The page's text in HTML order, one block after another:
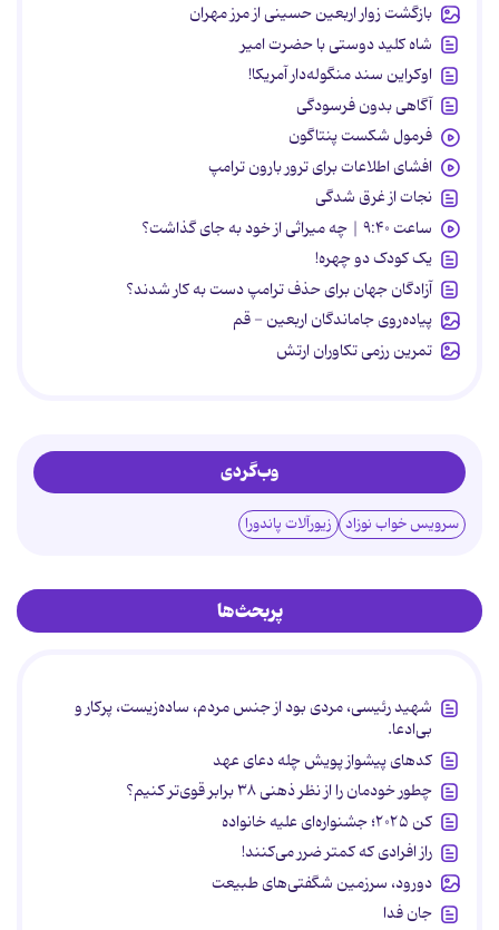
بازگشت زوار اربعین حسینی از مرز مهران
شاه کلید دوستی با حضرت امیر
اوکراین سند منگوله‌دار آمریکا!
آگاهی بدون فرسودگی
فرمول شکست پنتاگون
افشای اطلاعات برای ترور بارون ترامپ
نجات از غرق شدگی
ساعت ۹:۴۰ | چه میراثی از خود به جای گذاشت؟
یک کودک دو چهره!
آزادگان جهان برای حذف ترامپ دست به کار شدند؟
پیاده‌روی جاماندگان اربعین - قم
تمرین رزمی تکاوران ارتش
وب‌گردی
سرویس خواب نوزاد زیورآلات پاندورا
پربحث‌ها
شهید رئیسی، مردی بود از جنس مردم، ساده‌زیست، پرکار و
بی‌ادعا.
کدهای پیشواز پویش چله دعای عهد
چطور خودمان را از نظر ذهنی ۳۸ برابر قوی‌تر کنیم؟
کن ۲۰۲۵؛ جشنواره‌ای علیه خانواده
راز افرادی که کمتر ضرر می‌کنند!
دورود، سرزمین شگفتی‌های طبیعت
جان فدا